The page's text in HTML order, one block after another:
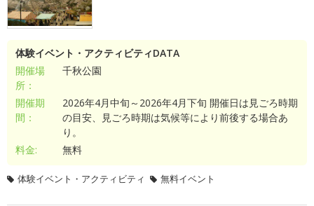
体験イベント・アクティビティDATA
開催場
所：
千秋公園
開催期
間：
2026年4月中旬～2026年4月下旬 開催日は見ごろ時期
の目安、見ごろ時期は気候等により前後する場合あ
り。
料金:
無料
体験イベント・アクティビティ 無料イベント